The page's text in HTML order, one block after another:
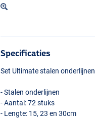
Specificaties
Set Ultimate stalen onderlijnen
- Stalen onderlijnen
- Aantal: 72 stuks
- Lengte: 15, 23 en 30cm